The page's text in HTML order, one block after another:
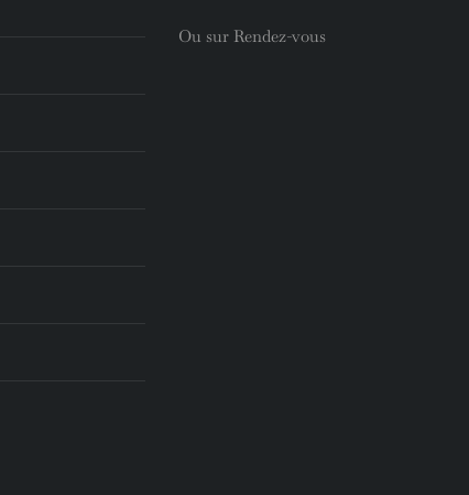
Ou sur Rendez-vous